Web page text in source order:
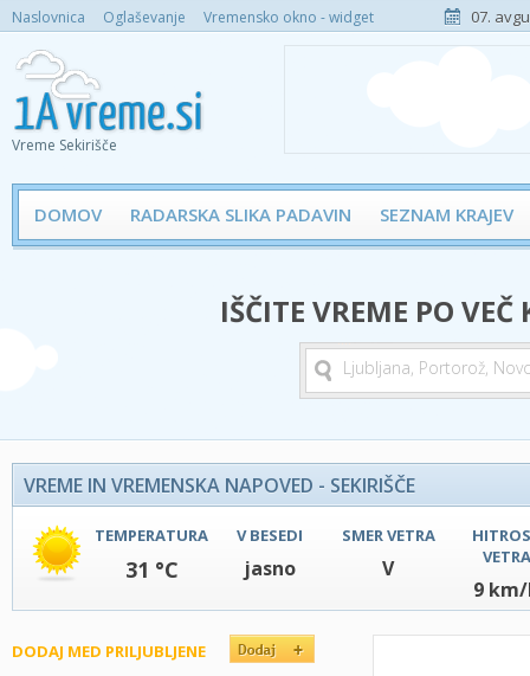
Naslovnica Oglaševanje Vremensko okno - widget 07.
Vreme Sekirišče
DOMOV RADARSKA SLIKA PADAVIN SEZNAM KRAJEV
IŠČITE VREME PO
VREME IN VREMENSKA NAPOVED - SEKIRIŠČE
TEMPERATURA
31 °C
V BESEDI
jasno
SMER VETRA
V
VETRA
9
DODAJ MED PRILJUBLJENE